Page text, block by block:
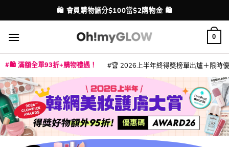
to
content
配送港澳
💳 支援消費券、FPS、八達通、PAYME、信用卡付款
0
🛍️ 滿額全單93折+購物禮遇！ 🏆 2026上半年終得奬榜單出爐＋限時